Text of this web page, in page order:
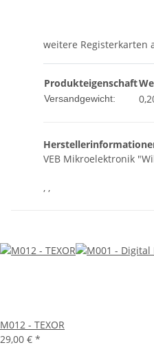
weitere Registerkarten
Produkteigenschaft
Versandgewicht:
VEB Mikroelektronik
, ,
M012 - TEXOR
29,00 € *